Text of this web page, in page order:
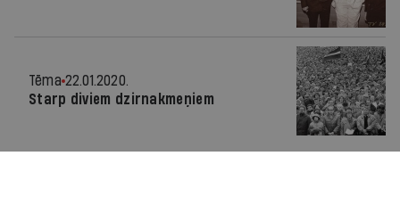
Tēma 22.01.2020.
Starp diviem dzirnakmeņiem